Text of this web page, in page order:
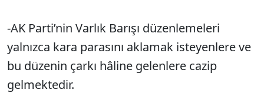
-AK Parti’nin Varlık Barışı düzenlemeleri
yalnızca kara parasını aklamak isteyenlere ve
bu düzenin çarkı hâline gelenlere cazip
gelmektedir.